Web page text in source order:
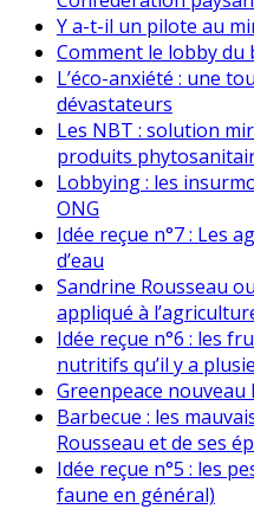
Y a-t-il un pilote au
Comment le lobby du
L’éco-anxiété : une
dévastateurs
Les NBT : solution
produits
Lobbying : les
ONG
Idée reçue n°7 : Les
d’eau
Sandrine Rousseau
appliqué à
Idée reçue n°6 : les
nutritifs qu’il y a
Greenpeace
Barbecue : les
Rousseau et de ses
Idée reçue n°5 : les
faune en général)